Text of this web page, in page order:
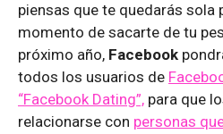
piensas que te quedarás sola
momento de sacarte de tu
próximo año, Facebook
todos los usuarios de
“Facebook Dating”, para que
relacionarse con personas